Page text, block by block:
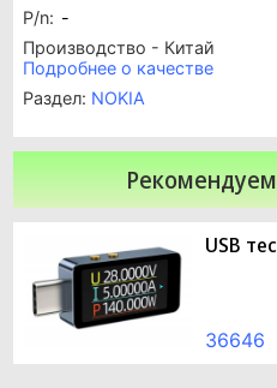
P/n: -
Производство - Китай
Подробнее о качестве
Раздел: NOKIA
USB
36646